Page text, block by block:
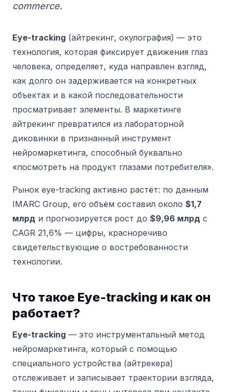
commerce.
Eye-tracking (айтрекинг, окулография) — это
технология, которая фиксирует движения глаз
человека, определяет, куда направлен взгляд,
как долго он задерживается на конкретных
объектах и в какой последовательности
просматривает элементы. В маркетинге
айтрекинг превратился из лабораторной
диковинки в признанный инструмент
нейромаркетинга, способный буквально
«посмотреть на продукт глазами потребителя».
Рынок eye-tracking активно растёт: по данным
IMARC Group, его объём составил около $1,7
млрд и прогнозируется рост до $9,96 млрд с
CAGR 21,6% — цифры, красноречиво
свидетельствующие о востребованности
технологии.
Что такое Eye-tracking и как он
работает?
Eye-tracking — это инструментальный метод
нейромаркетинга, который с помощью
специального устройства (айтрекера)
отслеживает и записывает траектории взгляда,